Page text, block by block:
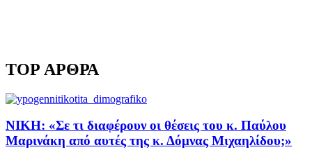
TOP ΑΡΘΡΑ
ΝΙΚΗ: «Σε τι διαφέρουν οι θέσεις του κ. Παύλου
Μαρινάκη από αυτές της κ. Δόμνας Μιχαηλίδου;»